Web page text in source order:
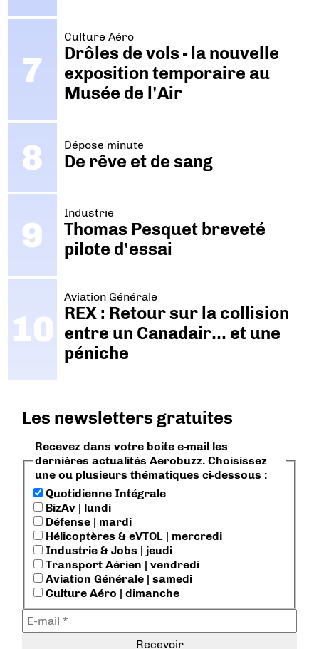
Culture Aéro
Drôles de vols - la nouvelle
exposition temporaire au
Musée de l'Air
Dépose minute
De rêve et de sang
Industrie
Thomas Pesquet breveté
pilote d'essai
Aviation Générale
REX : Retour sur la collision
entre un Canadair… et une
péniche
Les newsletters gratuites
Recevez dans votre boite e-mail les
dernières actualités Aerobuzz. Choisissez
une ou plusieurs thématiques ci-dessous :
Quotidienne Intégrale
BizAv | lundi
Défense | mardi
Hélicoptères & eVTOL | mercredi
Industrie & Jobs | jeudi
Transport Aérien | vendredi
Aviation Générale | samedi
Culture Aéro | dimanche